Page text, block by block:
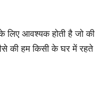
लिए आवश्यक होती है जो की
की हम किसी के घर में रहते